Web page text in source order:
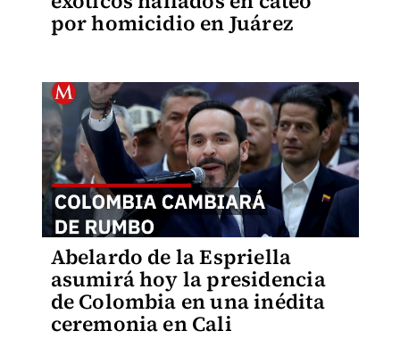
por homicidio en Juárez
Abelardo de la Espriella
asumirá hoy la presidencia
de Colombia en una inédita
ceremonia en Cali